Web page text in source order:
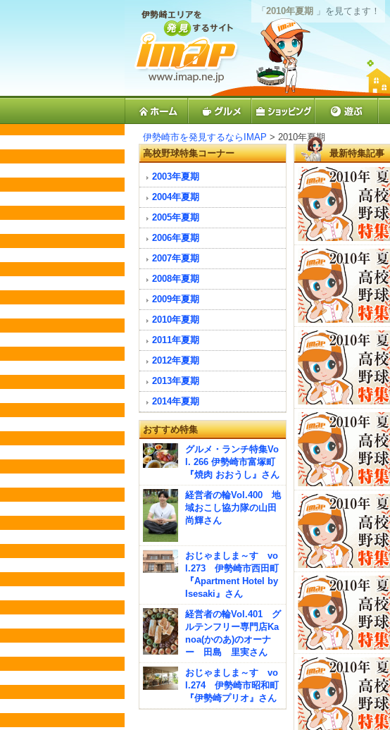
「2010年夏期 」を見てます！
伊勢崎市を発見するならIMAP > 2010年夏期
最新特集記事
高校野球特集コーナー
2003年夏期
2004年夏期
2005年夏期
2006年夏期
2007年夏期
2008年夏期
2009年夏期
2010年夏期
2011年夏期
2012年夏期
2013年夏期
2014年夏期
おすすめ特集
グルメ・ランチ特集Vo
l. 266 伊勢崎市富塚町
『焼肉 おおうし』さん
経営者の輪Vol.400 地
域おこし協力隊の山田
尚輝さん
おじゃましま～す vo
l.273 伊勢崎市西田町
『Apartment Hotel by
Isesaki』さん
経営者の輪Vol.401 グ
ルテンフリー専門店Ka
noa(かのあ)のオーナ
ー 田島 里実さん
おじゃましま～す vo
l.274 伊勢崎市昭和町
『伊勢崎プリオ』さん